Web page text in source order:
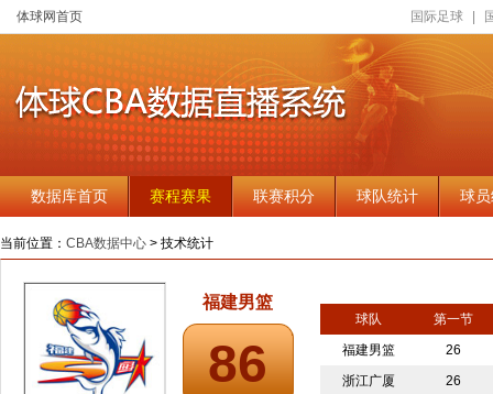
国际足球
体球网首页
数据库首页 赛程赛果 联赛积分 球队统计 球
当前位置： CBA数据中心 > 技术统计
福建男篮
86
球队
第一节
福建男篮
26
浙江广厦
26